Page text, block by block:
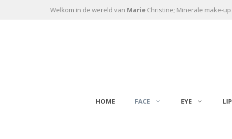
Ga naar de inhoud
Welkom in de wereld van Marie Christine; Minerale make-up
HOME FACE EYE LIP